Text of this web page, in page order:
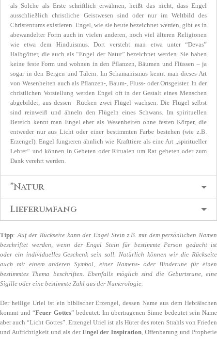
als Solche als Erste schriftlich erwähnen, heißt das nicht, dass Engel
ausschließlich christliche Geistwesen sind oder nur im Weltbild des
Christentums existieren. Engel, wie sie heute bezeichnet werden, gibt es in
abewandelter Form auch in vielen anderen, noch viel älteren Religionen
wie etwa dem Hinduismus. Dort versteht man etwa unter “Devas”
Halbgötter, die auch als “Engel der Natur” bezeichnet werden. Sie haben
keine feste Form und wohnen in den Pflanzen, Bäumen und Flüssen – ja
sogar in den Bergen und Tälern. Im Schamanismus kennt man dieses Art
von Wesenheiten auch als Pflanzen-, Baum-, Fluss- oder Ortsgeister. In der
christlichen Vorstellung werden Engel oft in der Gestalt eines Menschen
abgebildet, aus dessen Rücken zwei Flügel wachsen. Die Flügel selbst
sind reinweiß und ähneln den Flügeln eines Schwans. Im spirituellen
Bereich kennt man Engel eher als Wesenheiten ohne festen Körper, die
entweder nur aus Licht oder einer bestimmten Farbe bestehen (wie z.B.
Erzengel). Engel fungieren ähnlich wie Krafttiere als eine Art „spiritueller
Lehrer“ und können in Gebeten oder Ritualen um Rat gebeten oder zum
Dank verehrt werden.
”Natur
Lieferumfang
Tipp:Auf der Rückseite kann der Engel Stein z.B. mit dem persönlichen Namen
beschriftet werden, wenn der Engel Stein für bestimmte Person gedacht ist
oder ein individuelles Geschenk sein soll. Natürlich können wir die Rückseite
auch mit einem anderen Symbol, einer Namens- oder Binderune für einen
bestimmtes Thema beschriften. Ebenfalls möglich sind die Geburtsrune, eine
Sigille oder eine bestimmte Zahl aus der Numerologie.
Der heilige Uriel ist ein biblischer Erzengel, dessen Name aus dem Hebräischen
kommt und “Feuer Gottes” bedeutet. Im übertragenen Sinne bedeutet sein Name
aber auch “Licht Gottes”. Erzengel Uriel ist als Hüter des roten Strahls von Frieden
und Aufrichtigkeit und als der Engel der Inspiration, Offenbarung und Prophetie